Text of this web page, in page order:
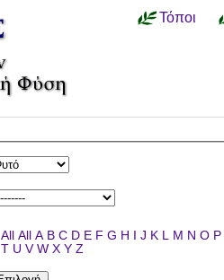
Τόποι
All All A B C D E F G H I J K L M N O P
T U V W X Y Z